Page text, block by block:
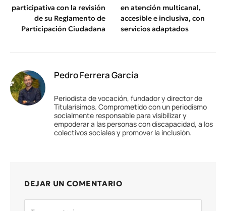
participativa con la revisión
de su Reglamento de
Participación Ciudadana
en atención multicanal,
accesible e inclusiva, con
servicios adaptados
Pedro Ferrera García
Periodista de vocación, fundador y director de
Titularísimos. Comprometido con un periodismo
socialmente responsable para visibilizar y
empoderar a las personas con discapacidad, a los
colectivos sociales y promover la inclusión.
DEJAR UN COMENTARIO